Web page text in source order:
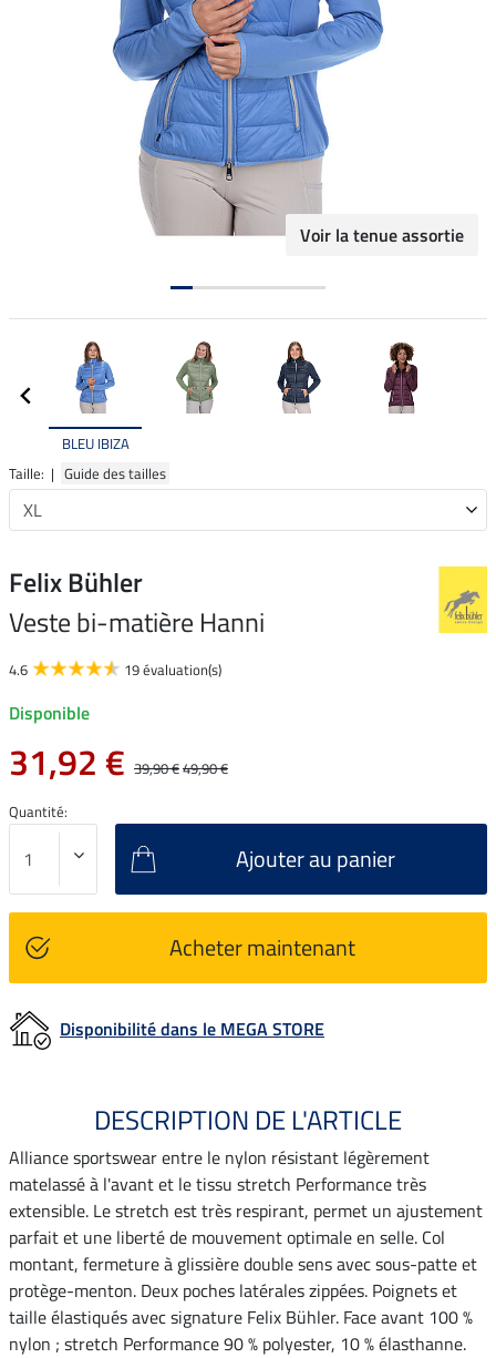
Voir la tenue assortie
BLEU IBIZA
Taille: | Guide des tailles
Felix Bühler
Veste bi-matière Hanni
4.6 19 évaluation(s)
Disponible
31,92 € 39,90 €49,90 €
Quantité:
Ajouter au panier
Acheter maintenant
Disponibilité dans le MEGA STORE
DESCRIPTION DE L'ARTICLE
Alliance sportswear entre le nylon résistant légèrement
matelassé à l'avant et le tissu stretch Performance très
extensible. Le stretch est très respirant, permet un ajustement
parfait et une liberté de mouvement optimale en selle. Col
montant, fermeture à glissière double sens avec sous-patte et
protège-menton. Deux poches latérales zippées. Poignets et
taille élastiqués avec signature Felix Bühler. Face avant 100 %
nylon ; stretch Performance 90 % polyester, 10 % élasthanne.